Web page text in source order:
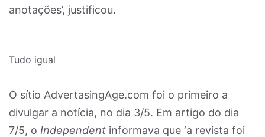
anotações’, justificou.
Tudo igual
O sítio AdvertasingAge.com foi o primeiro a
divulgar a notícia, no dia 3/5. Em artigo do dia
7/5, o Independent informava que ‘a revista foi